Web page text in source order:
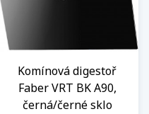
Komínová digestoř
Faber VRT BK A90,
černá/černé sklo